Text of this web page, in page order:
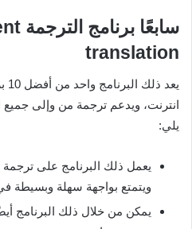
سابعًا برنامج الترجمة
translation
انترنت، ويدعم ترجمة من وإلى جميع
يلي:
يعمل ذلك البرنامج على ترجمة
ويتمتع بواجهة سهلة وبسيطة
يمكن من خلال ذلك البرنامج